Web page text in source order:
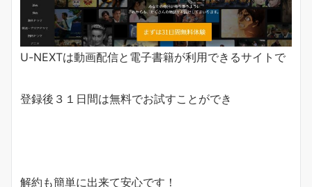
U-NEXTは動画配信と電子書籍が利用できるサイトで
登録後３１日間は無料でお試すことができ
解約も簡単に出来て安心です！